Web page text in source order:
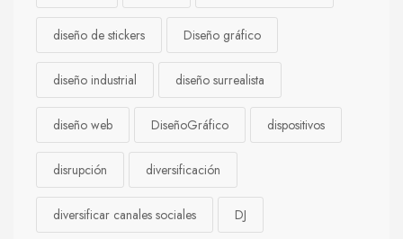
diseño de stickers Diseño gráfico
diseño industrial diseño surrealista
diseño web DiseñoGráfico dispositivos
disrupción diversificación
diversificar canales sociales DJ